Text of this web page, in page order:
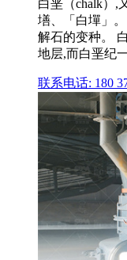
白垩（chalk）,
墡、「白墠」
解石的变种。
地层,而白垩纪
联系电话: 180